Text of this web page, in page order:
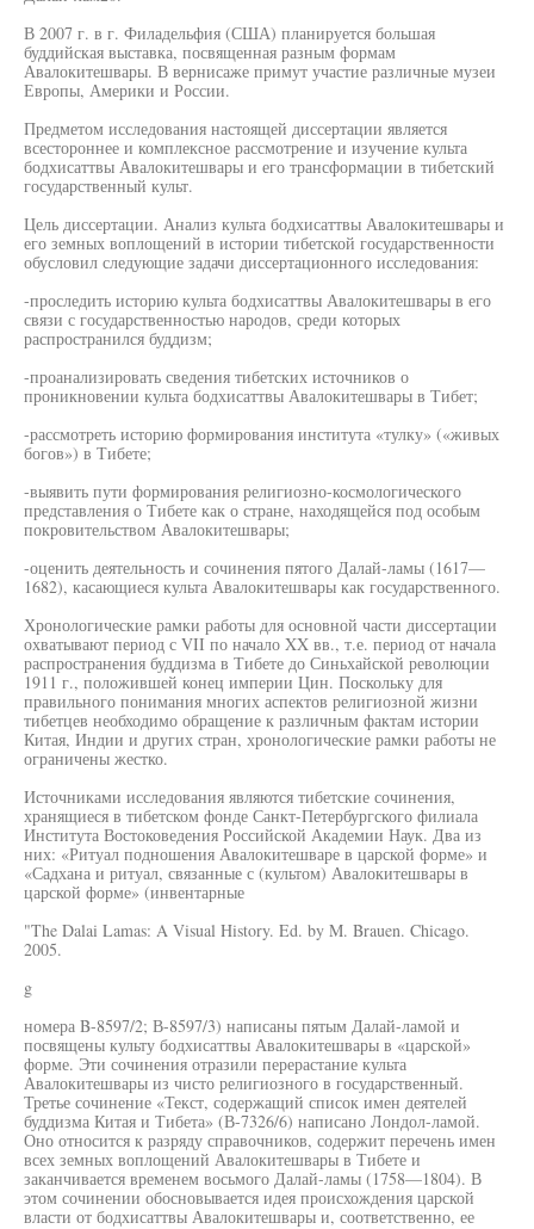
В 2007 г. в г. Филадельфия (США) планируется большая
буддийская выставка, посвященная разным формам
Авалокитешвары. В вернисаже примут участие различные музеи
Европы, Америки и России.
Предметом исследования настоящей диссертации является
всестороннее и комплексное рассмотрение и изучение культа
бодхисаттвы Авалокитешвары и его трансформации в тибетский
государственный культ.
Цель диссертации. Анализ культа бодхисаттвы Авалокитешвары и
его земных воплощений в истории тибетской государственности
обусловил следующие задачи диссертационного исследования:
-проследить историю культа бодхисаттвы Авалокитешвары в его
связи с государственностью народов, среди которых
распространился буддизм;
-проанализировать сведения тибетских источников о
проникновении культа бодхисаттвы Авалокитешвары в Тибет;
-рассмотреть историю формирования института «тулку» («живых
богов») в Тибете;
-выявить пути формирования религиозно-космологического
представления о Тибете как о стране, находящейся под особым
покровительством Авалокитешвары;
-оценить деятельность и сочинения пятого Далай-ламы (1617—
1682), касающиеся культа Авалокитешвары как государственного.
Хронологические рамки работы для основной части диссертации
охватывают период с VII по начало XX вв., т.е. период от начала
распространения буддизма в Тибете до Синьхайской революции
1911 г., положившей конец империи Цин. Поскольку для
правильного понимания многих аспектов религиозной жизни
тибетцев необходимо обращение к различным фактам истории
Китая, Индии и других стран, хронологические рамки работы не
ограничены жестко.
Источниками исследования являются тибетские сочинения,
хранящиеся в тибетском фонде Санкт-Петербургского филиала
Института Востоковедения Российской Академии Наук. Два из
них: «Ритуал подношения Авалокитешваре в царской форме» и
«Садхана и ритуал, связанные с (культом) Авалокитешвары в
царской форме» (инвентарные
"The Dalai Lamas: A Visual History. Ed. by M. Brauen. Chicago.
2005.
g
номера B-8597/2; В-8597/3) написаны пятым Далай-ламой и
посвящены культу бодхисаттвы Авалокитешвары в «царской»
форме. Эти сочинения отразили перерастание культа
Авалокитешвары из чисто религиозного в государственный.
Третье сочинение «Текст, содержащий список имен деятелей
буддизма Китая и Тибета» (В-7326/6) написано Лондол-ламой.
Оно относится к разряду справочников, содержит перечень имен
всех земных воплощений Авалокитешвары в Тибете и
заканчивается временем восьмого Далай-ламы (1758—1804). В
этом сочинении обосновывается идея происхождения царской
власти от бодхисаттвы Авалокитешвары и, соответственно, ее